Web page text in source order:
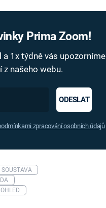
Prima Zoom!
a 1x týdně vás upozorníme
z našeho webu.
ODESLAT
zpracování osobních údajů